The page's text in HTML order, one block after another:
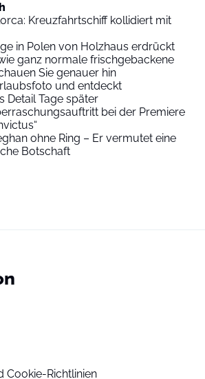
Kreuzfahrtschiff kollidiert mit
in Polen von Holzhaus erdrückt
ganz normale frischgebackene
Sie genauer hin
und entdeckt
Detail Tage später
bei der Premiere
ohne Ring – Er vermutet eine
Botschaft
Cookie-Richtlinien